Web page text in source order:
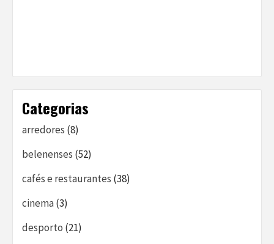
Categorias
arredores (8)
belenenses (52)
cafés e restaurantes (38)
cinema(3)
desporto (21)